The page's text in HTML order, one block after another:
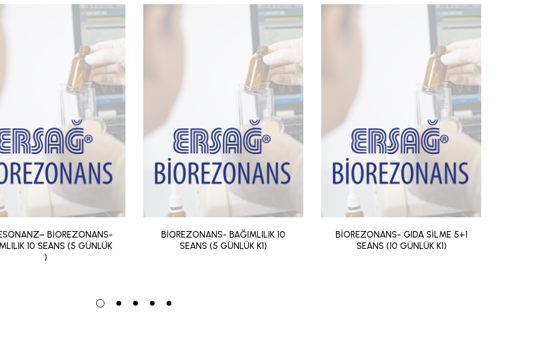
BİOREZONANS-
10 SEANS (5 GÜNLÜK
)
BİOREZONANS- BAĞIMLILIK 10
SEANS (5 GÜNLÜK K1)
BİOREZONANS- GIDA SİLME 5+1
SEANS (10 GÜNLÜK K1)